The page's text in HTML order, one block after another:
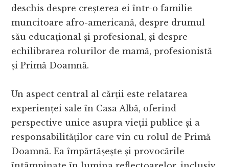
deschis despre creșterea ei într-o familie
muncitoare afro-americană, despre drumul
său educațional și profesional, și despre
echilibrarea rolurilor de mamă, profesionistă
și Primă Doamnă.
Un aspect central al cărții este relatarea
experienței sale în Casa Albă, oferind
perspective unice asupra vieții publice și a
responsabilităților care vin cu rolul de Primă
Doamnă. Ea împărtășește și provocările